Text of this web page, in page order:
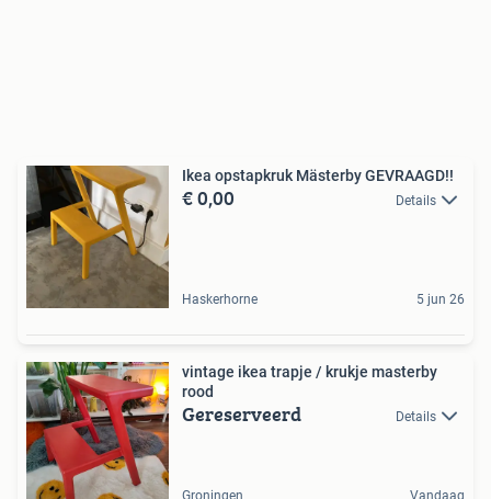
Ikea opstapkruk Mästerby GEVRAAGD!!
€ 0,00 Details
Haskerhorne 5 jun 26
vintage ikea trapje / krukje masterby
rood
Gereserveerd Details
Groningen Vandaag